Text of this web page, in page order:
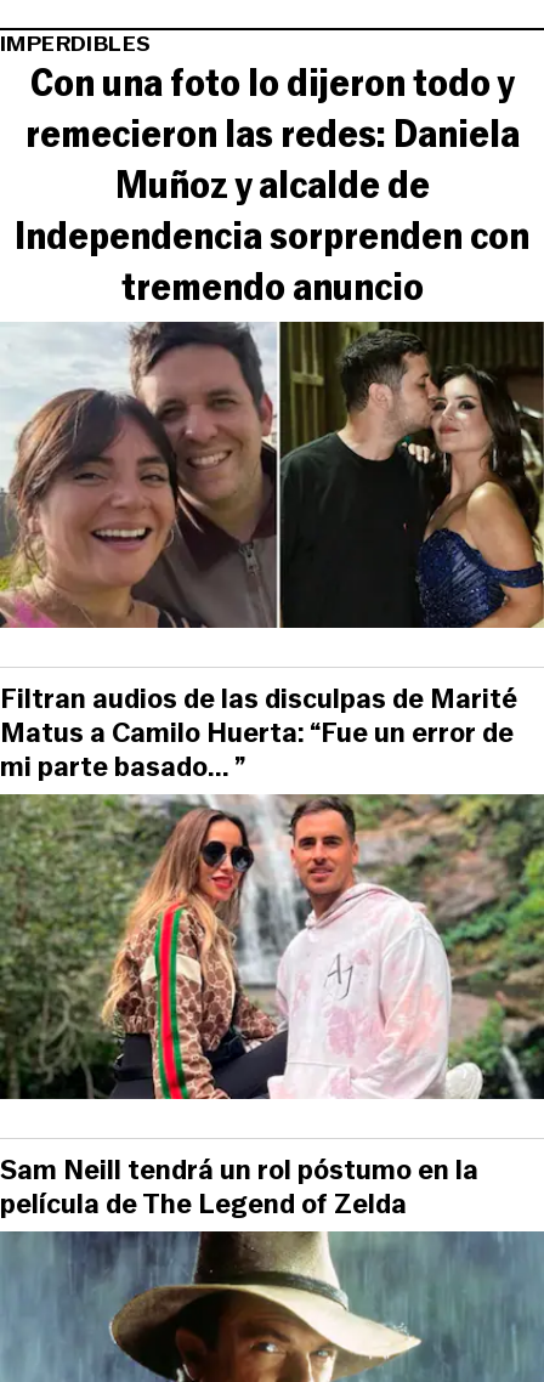
IMPERDIBLES
Con una foto lo dijeron todo y
remecieron las redes: Daniela
Muñoz y alcalde de
Independencia sorprenden con
tremendo anuncio
Filtran audios de las disculpas de Marité
Matus a Camilo Huerta: “Fue un error de
mi parte basado... ”
Sam Neill tendrá un rol póstumo en la
película de The Legend of Zelda